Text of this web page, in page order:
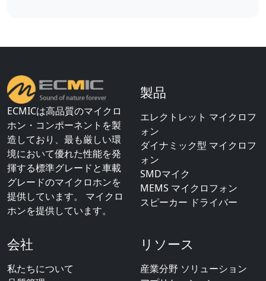
ECMICは高品質のマイクロ
ホン・コンポーネントを製
造しており、最も厳しい環
境において優れた性能を発
揮する標準グレードと車載
グレードのマイクロホンを
提供しています。 マイクロ
ホンを提供しています。
製品
エレクトレット マイクロフ
ォン
ダイナミック型 マイクロフ
ォン
SMDマイク
MEMS マイクロフォン
スピーカー ドライバー
会社
私たちについて
リソース
産業分野 ソリューション